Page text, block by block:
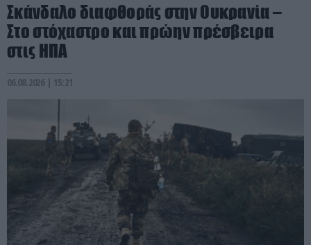
Σκάνδαλο διαφθοράς στην Ουκρανία –
Στο στόχαστρο και πρώην πρέσβειρα
στις ΗΠΑ
06.08.2026 | 15:21